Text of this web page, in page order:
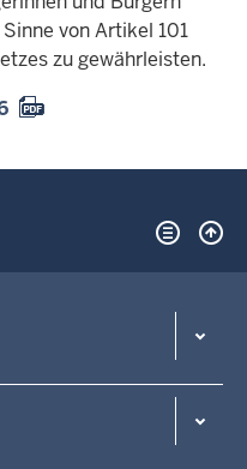
von Artikel 101
zu gewährleisten.